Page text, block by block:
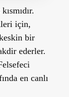
için,
bir
ederler.
en canlı